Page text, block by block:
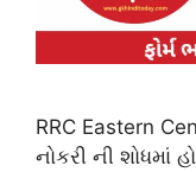
RRC Eastern
નોકરી ની શોધમાં